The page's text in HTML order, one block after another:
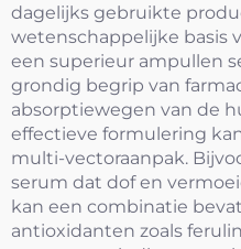
dagelijks gebruikte
wetenschappelijke basis
een superieur ampullen
grondig begrip van
absorptiewegen van de
effectieve formulering
multi-vectoraanpak.
serum dat dof en
kan een combinatie
antioxidanten zoals